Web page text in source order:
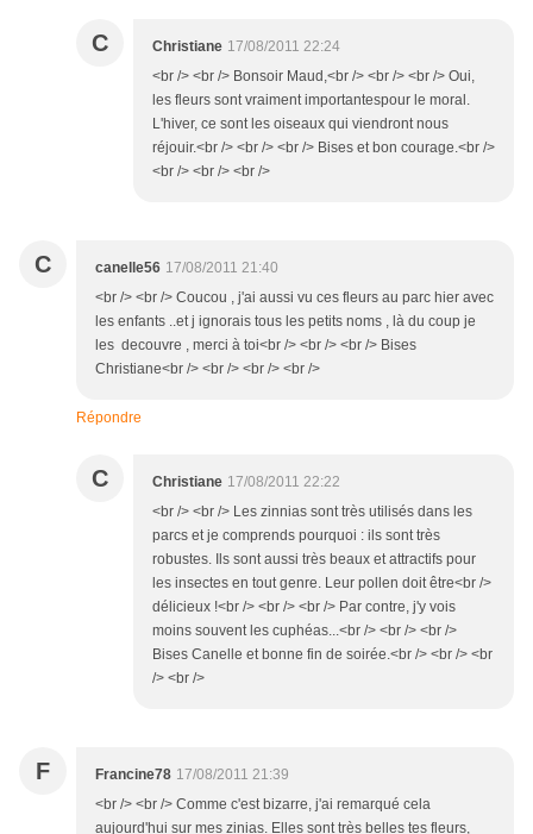
C Christiane 17/08/2011 22:24
<br /> <br /> Bonsoir Maud,<br /> <br /> <br /> Oui,
les fleurs sont vraiment importantespour le moral.
L'hiver, ce sont les oiseaux qui viendront nous
réjouir.<br /> <br /> <br /> Bises et bon courage.<br />
<br /> <br /> <br />
C canelle56 17/08/2011 21:40
<br /> <br /> Coucou , j'ai aussi vu ces fleurs au parc hier avec
les enfants ..et j ignorais tous les petits noms , là du coup je
les decouvre , merci à toi<br /> <br /> <br /> Bises
Christiane<br /> <br /> <br /> <br />
Répondre
C Christiane 17/08/2011 22:22
<br /> <br /> Les zinnias sont très utilisés dans les
parcs et je comprends pourquoi : ils sont très
robustes. Ils sont aussi très beaux et attractifs pour
les insectes en tout genre. Leur pollen doit être<br />
délicieux !<br /> <br /> <br /> Par contre, j'y vois
moins souvent les cuphéas...<br /> <br /> <br />
Bises Canelle et bonne fin de soirée.<br /> <br /> <br
/> <br />
F Francine78 17/08/2011 21:39
<br /> <br /> Comme c'est bizarre, j'ai remarqué cela
aujourd'hui sur mes zinias. Elles sont très belles tes fleurs,